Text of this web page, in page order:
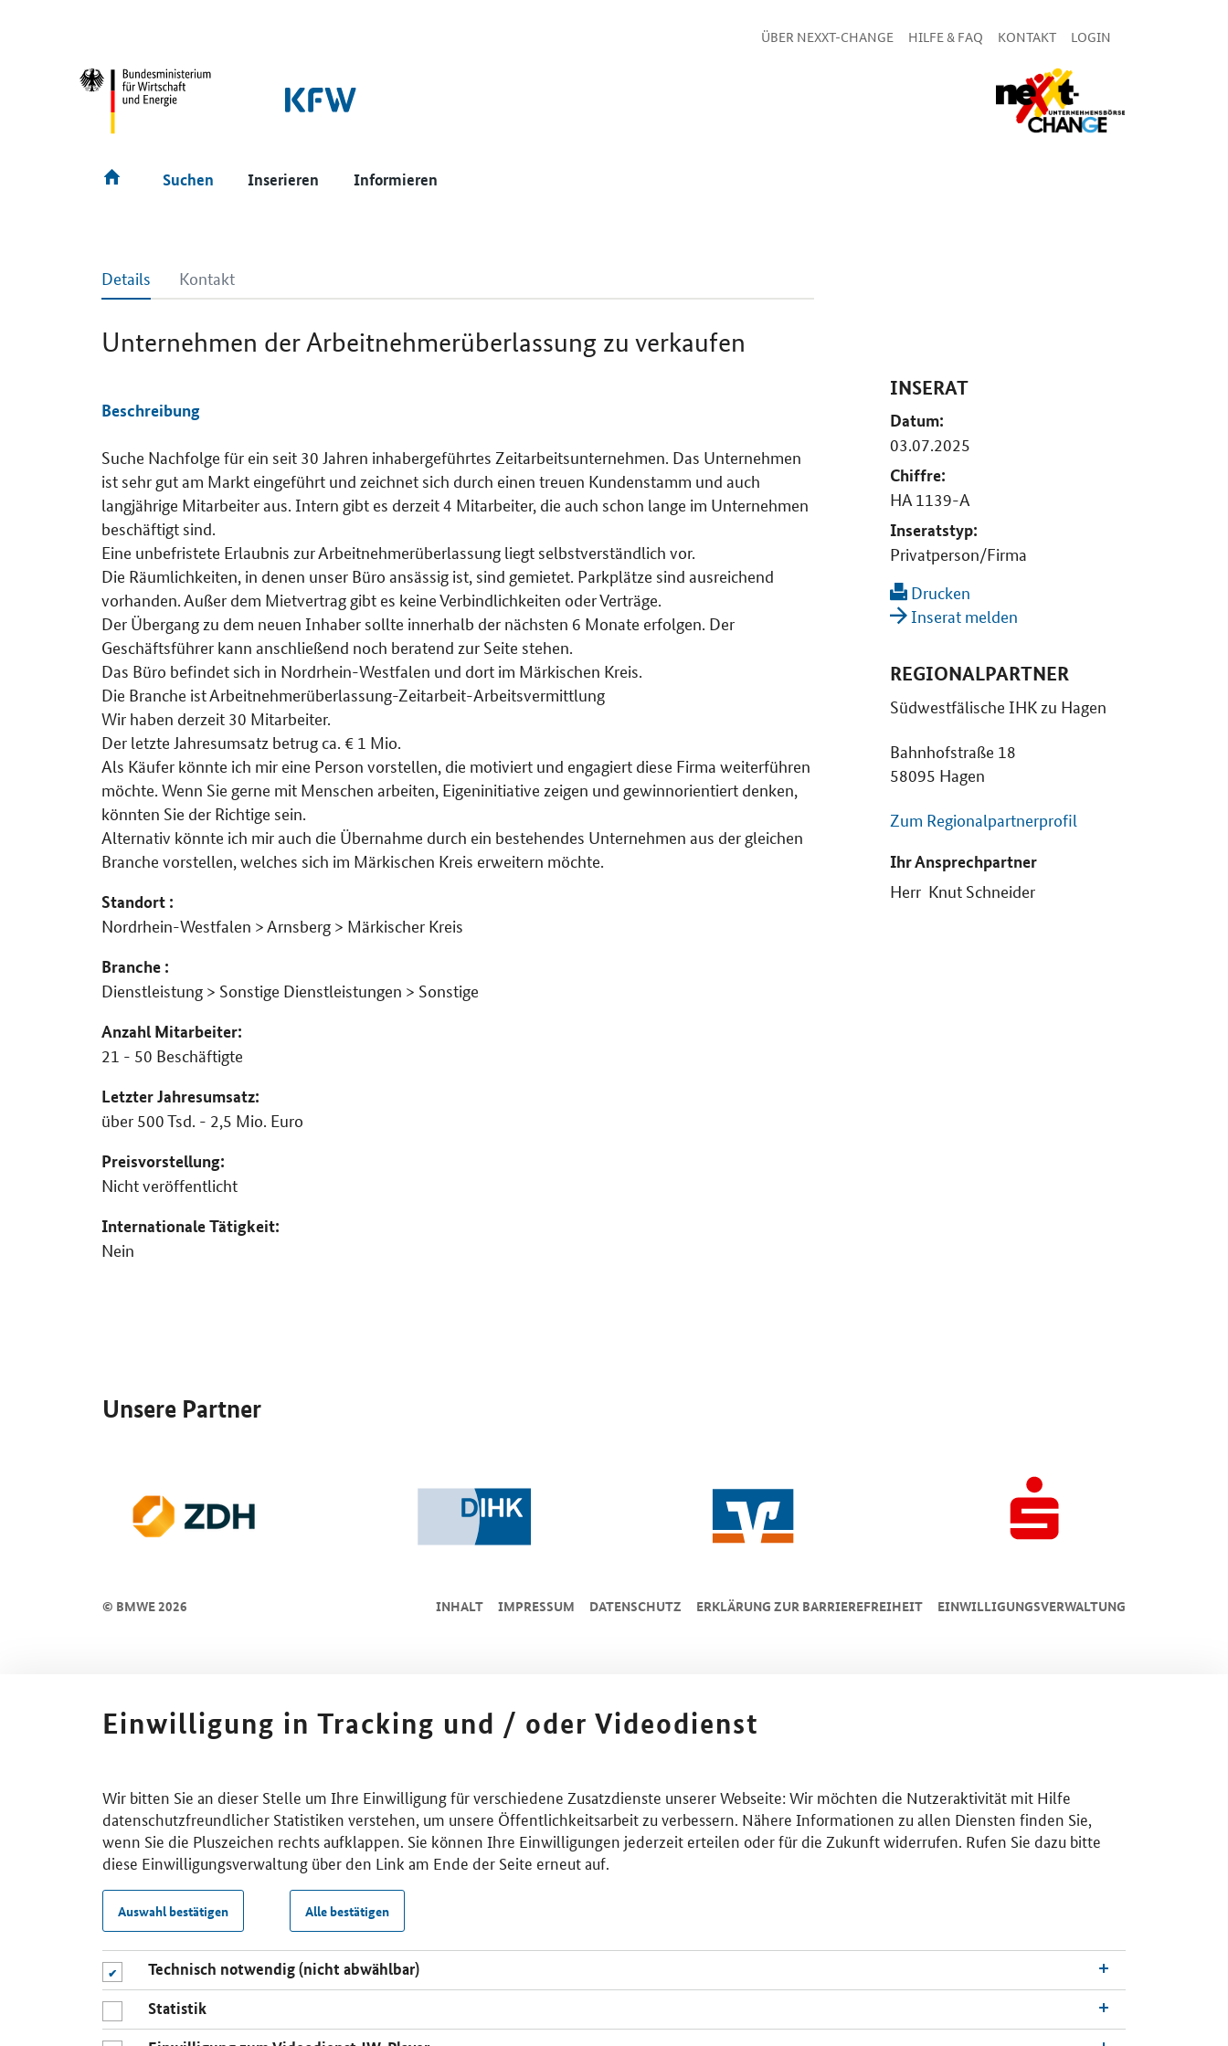
ÜBER NEXXT-CHANGE HILFE & FAQ KONTAKT LOGIN
Suchen Inserieren Informieren
Details Kontakt
Unternehmen der Arbeitnehmerüberlassung zu verkaufen
Details
Beschreibung
Suche Nachfolge für ein seit 30 Jahren inhabergeführtes Zeitarbeitsunternehmen. Das Unternehmen
ist sehr gut am Markt eingeführt und zeichnet sich durch einen treuen Kundenstamm und auch
langjährige Mitarbeiter aus. Intern gibt es derzeit 4 Mitarbeiter, die auch schon lange im Unternehmen
beschäftigt sind.
Eine unbefristete Erlaubnis zur Arbeitnehmerüberlassung liegt selbstverständlich vor.
Die Räumlichkeiten, in denen unser Büro ansässig ist, sind gemietet. Parkplätze sind ausreichend
vorhanden. Außer dem Mietvertrag gibt es keine Verbindlichkeiten oder Verträge.
Der Übergang zu dem neuen Inhaber sollte innerhalb der nächsten 6 Monate erfolgen. Der
Geschäftsführer kann anschließend noch beratend zur Seite stehen.
Das Büro befindet sich in Nordrhein-Westfalen und dort im Märkischen Kreis.
Die Branche ist Arbeitnehmerüberlassung-Zeitarbeit-Arbeitsvermittlung
Wir haben derzeit 30 Mitarbeiter.
Der letzte Jahresumsatz betrug ca. € 1 Mio.
Als Käufer könnte ich mir eine Person vorstellen, die motiviert und engagiert diese Firma weiterführen
möchte. Wenn Sie gerne mit Menschen arbeiten, Eigeninitiative zeigen und gewinnorientiert denken,
könnten Sie der Richtige sein.
Alternativ könnte ich mir auch die Übernahme durch ein bestehendes Unternehmen aus der gleichen
Branche vorstellen, welches sich im Märkischen Kreis erweitern möchte.
Standort :
Nordrhein-Westfalen > Arnsberg > Märkischer Kreis
Branche :
Dienstleistung > Sonstige Dienstleistungen > Sonstige
Anzahl Mitarbeiter:
21 - 50 Beschäftigte
Letzter Jahresumsatz:
über 500 Tsd. - 2,5 Mio. Euro
Preisvorstellung:
Nicht veröffentlicht
Internationale Tätigkeit:
Nein
INSERAT
Datum:
03.07.2025
Chiffre:
HA 1139-A
Inseratstyp:
Privatperson/Firma
Drucken
Inserat melden
REGIONALPARTNER
Südwestfälische IHK zu Hagen
Bahnhofstraße 18
58095 Hagen
Zum Regionalpartnerprofil
Ihr Ansprechpartner
Herr Knut Schneider
Unsere Partner
© BMWE 2026 INHALT IMPRESSUM DA­TEN­SCHUTZ ERKLÄRUNG ZUR BARRIEREFREIHEIT EINWILLIGUNGSVERWALTUNG
Einwilligung in Tracking und / oder Videodienst
Wir bitten Sie an dieser Stelle um Ihre Einwilligung für verschiedene Zusatzdienste unserer Webseite: Wir möchten die Nutzeraktivität mit Hilfe
datenschutzfreundlicher Statistiken verstehen, um unsere Öffentlichkeitsarbeit zu verbessern. Nähere Informationen zu allen Diensten finden Sie,
wenn Sie die Pluszeichen rechts aufklappen. Sie können Ihre Einwilligungen jederzeit erteilen oder für die Zukunft widerrufen. Rufen Sie dazu bitte
diese Einwilligungsverwaltung über den Link am Ende der Seite erneut auf.
Auswahl bestätigen Alle bestätigen
Technisch notwendig (nicht abwählbar)
Statistik